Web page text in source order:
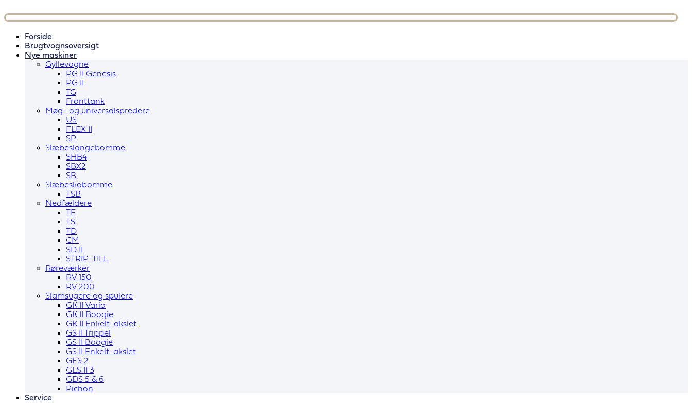
til
Forside
Brugtvognsoversigt
Nye maskiner
Gyllevogne
PG II Genesis
PG II
TG
Fronttank
Møg- og universalspredere
US
FLEX II
SP
Slæbeslangebomme
SHB4
SBX2
SB
Slæbeskobomme
TSB
Nedfældere
TE
TS
TD
CM
SD II
STRIP-TILL
Røreværker
RV 150
RV 200
Slamsugere og spulere
GK II Vario
GK II Boogie
GK II Enkelt-akslet
GS II Trippel
GS II Boogie
GS II Enkelt-akslet
GFS 2
GLS II 3
GDS 5 & 6
Pichon
Service